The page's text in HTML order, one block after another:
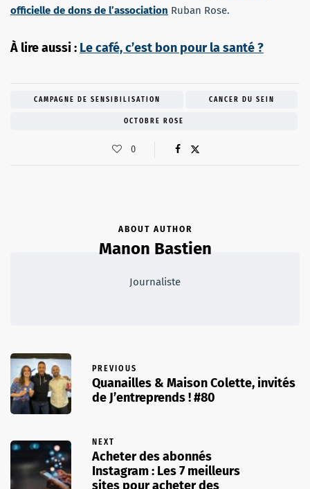
officielle de dons de l’association Ruban Rose.
À lire aussi : Le café, c’est bon pour la santé ?
CAMPAGNE DE SENSIBILISATION CANCER DU SEIN
OCTOBRE ROSE
0
ABOUT AUTHOR
Manon Bastien
Journaliste
PREVIOUS
Quanailles & Maison Colette, invités
de J’entreprends ! #80
NEXT
Acheter des abonnés
Instagram : Les 7 meilleurs
sites pour acheter des